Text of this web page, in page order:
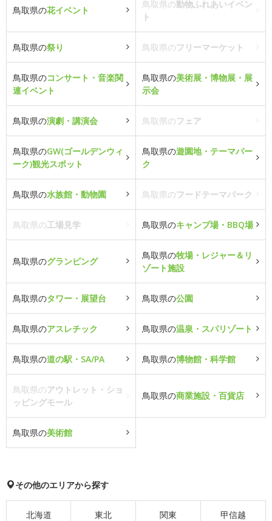
鳥取県の花イベント
鳥取県の動物ふれあいイベン
ト
鳥取県の祭り 鳥取県のフリーマーケット
鳥取県のコンサート・音楽関
連イベント
鳥取県の美術展・博物展・展
示会
鳥取県の演劇・講演会 鳥取県のフェア
鳥取県のGW(ゴールデンウィ
ーク)観光スポット
鳥取県の遊園地・テーマパー
ク
鳥取県の水族館・動物園 鳥取県のフードテーマパーク
鳥取県の工場見学 鳥取県のキャンプ場・BBQ場
鳥取県のグランピング
鳥取県の牧場・レジャー＆リ
ゾート施設
鳥取県のタワー・展望台 鳥取県の公園
鳥取県のアスレチック 鳥取県の温泉・スパリゾート
鳥取県の道の駅・SA/PA 鳥取県の博物館・科学館
鳥取県のアウトレット・ショ
ッピングモール
鳥取県の商業施設・百貨店
鳥取県の美術館
その他のエリアから探す
北海道 東北 関東 甲信越